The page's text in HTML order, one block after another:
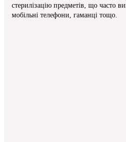
стерилізацію предметів, що часто
мобільні телефони, гаманці тощо.